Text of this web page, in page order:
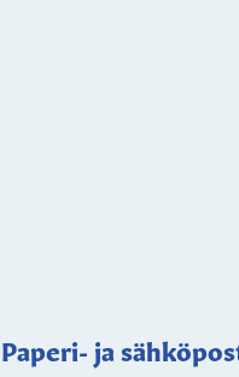
Paperi- ja